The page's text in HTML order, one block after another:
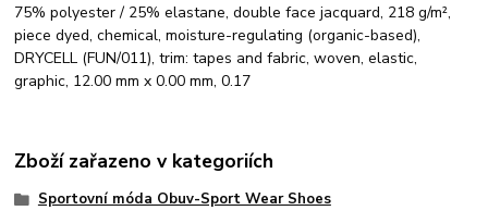
75% polyester / 25% elastane, double face jacquard, 218 g/m²,
piece dyed, chemical, moisture-regulating (organic-based),
DRYCELL (FUN/011), trim: tapes and fabric, woven, elastic,
graphic, 12.00 mm x 0.00 mm, 0.17
Zboží zařazeno v kategoriích
Sportovní móda Obuv-Sport Wear Shoes